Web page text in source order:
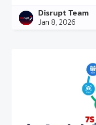
Disrupt Team
Jan 8, 2026